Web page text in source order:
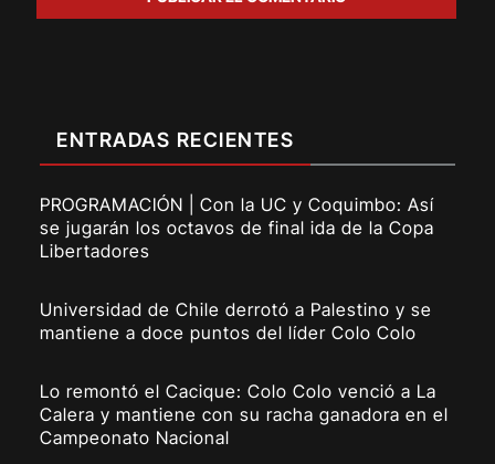
ENTRADAS RECIENTES
PROGRAMACIÓN | Con la UC y Coquimbo: Así
se jugarán los octavos de final ida de la Copa
Libertadores
Universidad de Chile derrotó a Palestino y se
mantiene a doce puntos del líder Colo Colo
Lo remontó el Cacique: Colo Colo venció a La
Calera y mantiene con su racha ganadora en el
Campeonato Nacional